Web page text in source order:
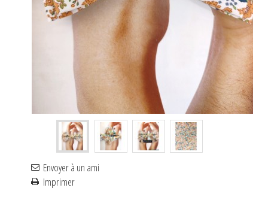
Envoyer à un ami
Imprimer